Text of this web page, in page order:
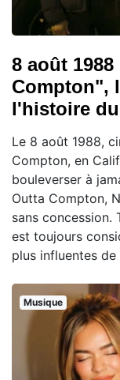
8 août
Compton",
l'histoire
Le 8 août 1988,
Compton, en
bouleverser à
Outta Compton,
sans concession.
est toujours
plus influentes
Musique